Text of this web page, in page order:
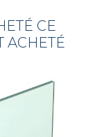
CE
ACHETÉ